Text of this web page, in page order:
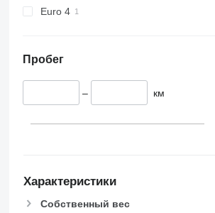
Euro 4
Пробег
– км
Характеристики
Собственный вес